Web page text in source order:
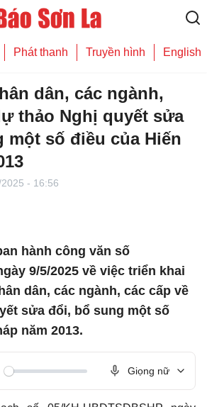
Phát thanh Truyền hình English
dân, các ngành,
thảo Nghị quyết sửa
một số điều của Hiến
- 16:56
hành công văn số
9/5/2025 về việc triển khai
dân, các ngành, các cấp về
sửa đổi, bổ sung một số
năm 2013.
Giọng nữ